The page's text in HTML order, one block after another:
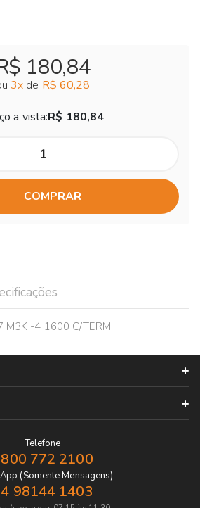
180,84
3x de R$ 60,28
a vista:R$ 180,84
COMPRAR
M3K -4 1600 C/TERM
Telefone
772 2100
(Somente Mensagens)
98144 1403